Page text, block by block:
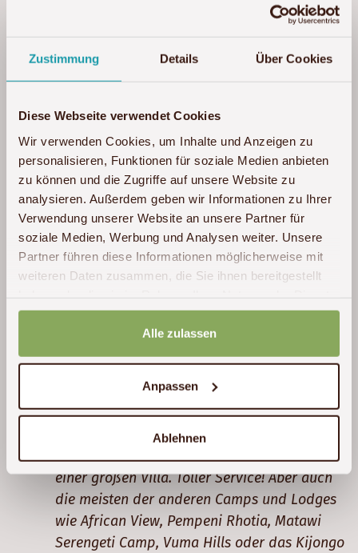
Zustimmung Details Über Cookies
Diese Webseite verwendet Cookies
Wir verwenden Cookies, um Inhalte und Anzeigen zu
personalisieren, Funktionen für soziale Medien anbieten
zu können und die Zugriffe auf unsere Website zu
analysieren. Außerdem geben wir Informationen zu Ihrer
Verwendung unserer Website an unsere Partner für
soziale Medien, Werbung und Analysen weiter. Unsere
Partner führen diese Informationen möglicherweise mit
weiteren Daten zusammen, die Sie ihnen bereitgestellt
gesammelt haben.
Alle zulassen
Anpassen
Ablehnen
September 2024 knapp vier Wochen als
Gewohnt und übernachtet hatten wir in
Logistik, also Flüge, Mietwagen mit
im Ngorongoro-Krater und der Serengeti,
Verpflegung, Vouchers hat problemlos
geklappt. Landschaftlich hat uns angenehm
überrascht, dass Tansania oft sehr grün und
bewachsen ist. Dass das Land wirklich dicht
besiedelt ist, macht die Fahrt auf den
längeren Verbindungsetappen sehr
wieder durch kleine Orte, wo richtig was los
Betreffs der Übernachtungen, da war das
Burunge Tented Camp außerordentlich gut.
Das Camp ist neu und ist um einen riesigen
Baobab herumgebaut, hat einen tollen Pool,
und wir wohnten nicht „Tented“ sondern in
einer großen Villa. Toller Service! Aber auch
die meisten der anderen Camps und Lodges
wie African View, Pempeni Rhotia, Matawi
Serengeti Camp, Vuma Hills oder das Kijongo